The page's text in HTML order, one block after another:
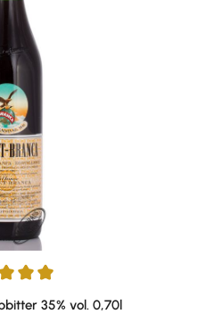
von 4.94 von 5 Sternen
35% vol. 0,70l